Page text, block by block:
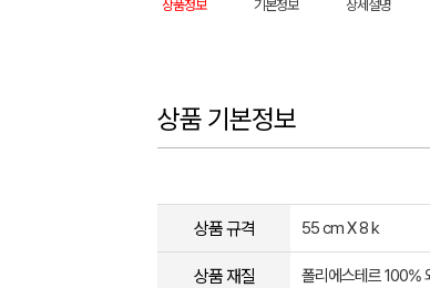
상품정보 기본정보 상세설명
상품 기본정보
상품 규격 55 cm X 8 k
상품 재질 폴리에스테르 100%